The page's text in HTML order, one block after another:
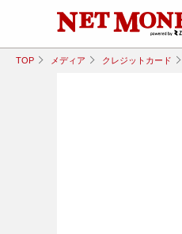
TOP メディア クレジットカード